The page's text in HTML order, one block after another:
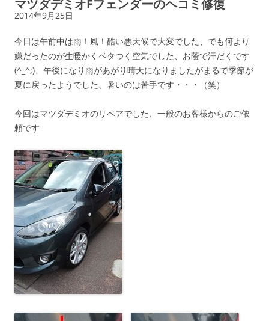
マツダデミオFフェンダーのヘコミ修復
2014年9月25日
今日は午前中は雨！風！酷い悪天候で大変でした、でも何より
嫌だったのが生暖かくベタつく空気でした、お蔭で汗だくです
(^_^;)、午後になり雨があがり晴天になりましたがまるで季節が
夏に戻ったようでした、暑いのは苦手です・・・（笑）
今回はマツダデミオのリペアでした、一般のお客様からのご依
頼です